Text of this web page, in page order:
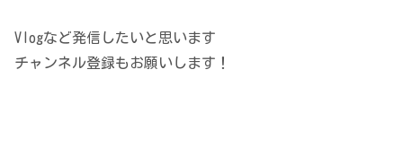
Vlogなど発信したいと思います
チャンネル登録もお願いします！